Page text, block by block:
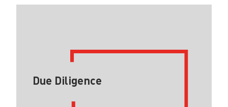
Due Diligence